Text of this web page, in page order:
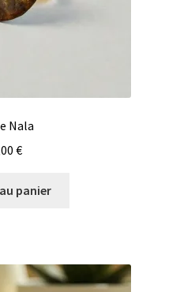
Nala
€
panier